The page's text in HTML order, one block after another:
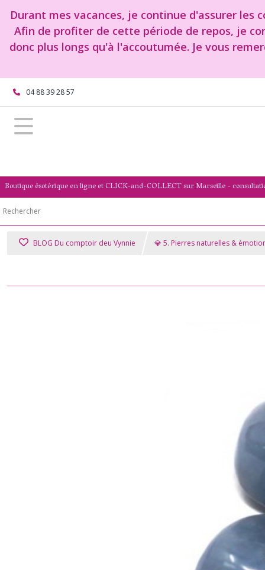
Durant mes vacances, je continue d'assurer
Afin de profiter de cette période de repos, je
donc plus longs qu'à l'accoutumée. Je vous
04 88 39 28 57
Boutique ésotérique en ligne et CLICK-and-COLLECT sur Marseille -
BLOG Du comptoir deu Vynnie 💎 5. Pierres naturelles &